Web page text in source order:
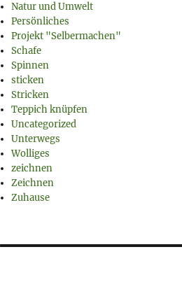
Natur und Umwelt
Persönliches
Projekt "Selbermachen"
Schafe
Spinnen
sticken
Stricken
Teppich knüpfen
Uncategorized
Unterwegs
Wolliges
zeichnen
Zeichnen
Zuhause